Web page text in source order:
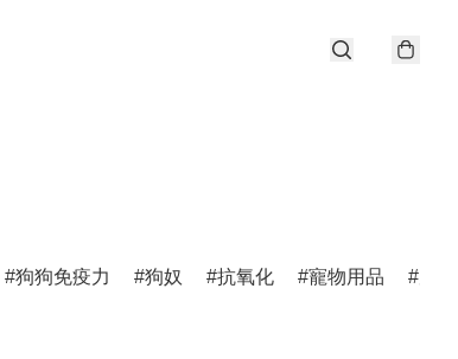
狗狗免疫力 狗奴 抗氧化 寵物用品